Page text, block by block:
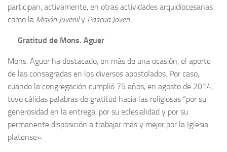
participan, activamente, en otras actividades arquidiocesanas
como la Misión Juvenily Pascua Joven.
Gratitud de Mons. Aguer
Mons. Aguer ha destacado, en más de una ocasión, el aporte
de las consagradas en los diversos apostolados. Por caso,
cuando la congregación cumplió 75 años, en agosto de 2014,
tuvo cálidas palabras de gratitud hacia las religiosas “por su
generosidad en la entrega, por su eclesialidad y por su
permanente disposición a trabajar más y mejor por la Iglesia
platense».